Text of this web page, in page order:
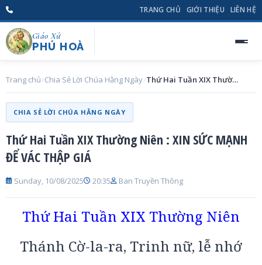
TRANG CHỦ GIỚI THIỆU LIÊN HỆ
Giáo Xứ
PHÚ HOÀ
Trang chủ Chia Sẻ Lời Chúa Hằng Ngày Thứ Hai Tuần XIX Thường Niên : XIN SỨC MẠNH ĐỂ VÁC THẬP GIÁ
CHIA SẺ LỜI CHÚA HẰNG NGÀY
Thứ Hai Tuần XIX Thường Niên : XIN SỨC MẠNH
ĐỂ VÁC THẬP GIÁ
Sunday, 10/08/2025 20:35 Ban Truyền Thông
Thứ Hai Tuần XIX Thường Niên
Thánh Cờ-la-ra, Trinh nữ, lễ nhớ